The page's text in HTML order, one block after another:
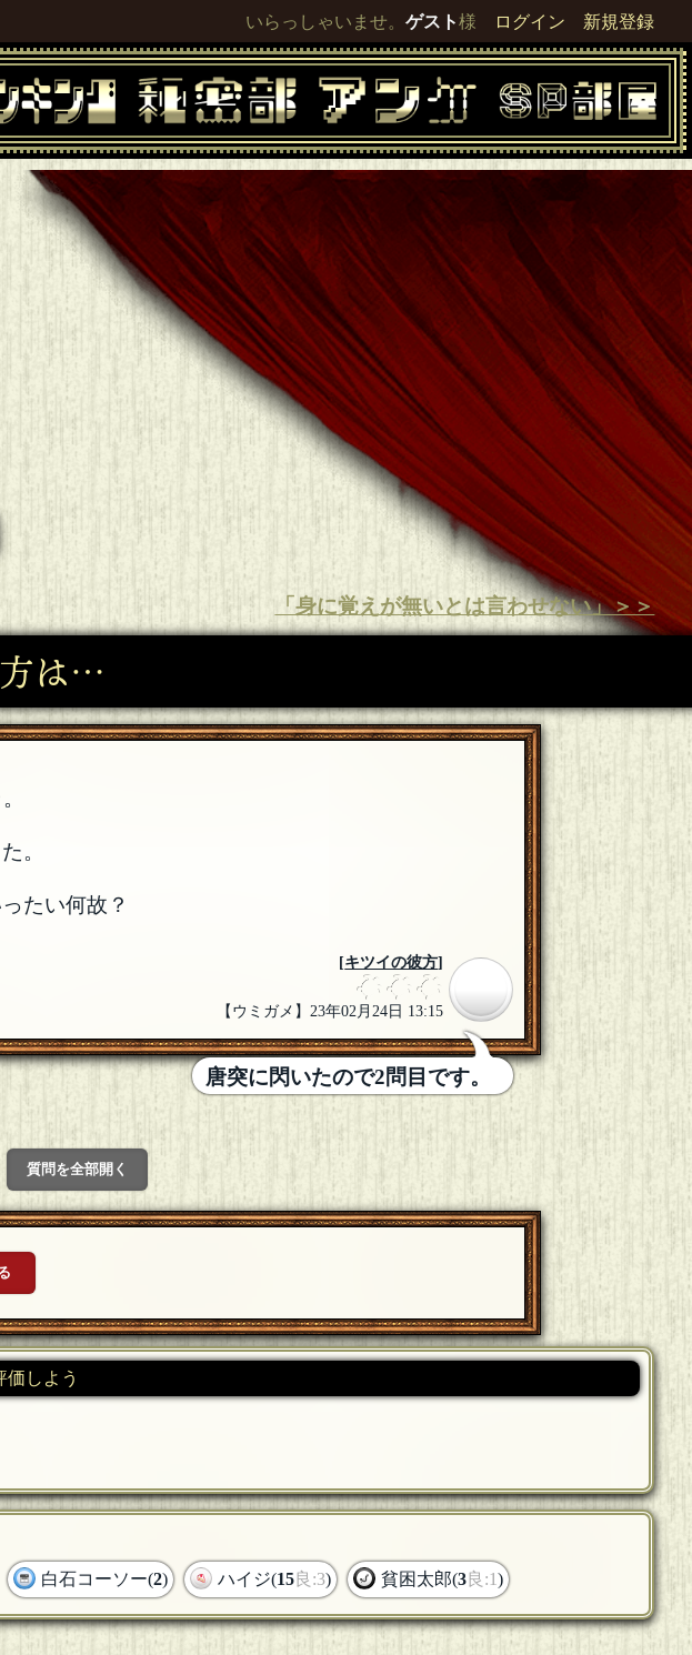
いらっしゃいませ。ゲスト様 ログイン 新規登録
「身に覚えが無いとは言わせない」＞＞
は…
。
たい何故？
[キツイの彼方]
【ウミガメ】23年02月24日 13:15
唐突に閃いたので2問目です。
質問を全部開く
価しよう
白石コーソー(2) ハイジ(15良:3) 貧困太郎(3良:1)